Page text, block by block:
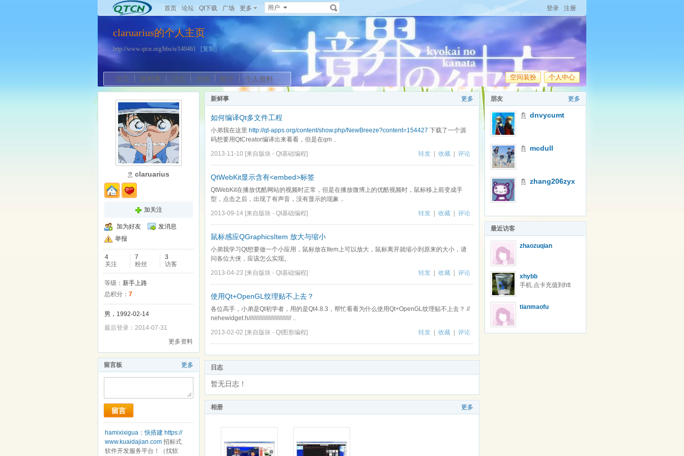
首页 论坛 Qt下载 广场 更多 用户 登录 注册
claruarius的个人主页
http://www.qtcn.org/bbs/u/140461 [复制]
空间装扮 个人中心
首页 新鲜事 日志 相册 帖子 个人资料
claruarius
加关注
加为好友
发消息
举报
4
关注
7
粉丝
3
访客
等级： 新手上路
总积分： 7
男，1992-02-14
最后登录：2014-07-31
更多资料
更多
留言板
留言
hamixixigua：快搭建 https://
www.kuaidajian.com 招标式
软件开发服务平台！（找软
更多
新鲜事
如何编译Qt多文件工程
小弟我在这里 http://qt-apps.org/content/show.php/NewBreeze?content=154427 下载了一个源
码想要用QtCreator编译出来看看，但是在qm ..
转发
收藏 评论
2013-11-10 [来自版块 - Qt基础编程]
QtWebKit显示含有<embed>标签
QtWebKit在播放优酷网站的视频时正常，但是在播放微博上的优酷视频时，鼠标移上前变成手
型，点击之后，出现了有声音，没有显示的现象 ..
转发
收藏 评论
2013-09-14 [来自版块 - Qt基础编程]
鼠标感应QGraphicsItem 放大与缩小
小弟我学习Qt想要做一个小应用，鼠标放在Item上可以放大，鼠标离开就缩小到原来的大小，请
问各位大侠，应该怎么实现。
转发
收藏 评论
2013-04-23 [来自版块 - Qt基础编程]
使用Qt+OpenGL纹理贴不上去？
各位高手，小弟是Qt初学者，用的是Qt4.8.3，帮忙看看为什么使用Qt+OpenGL纹理贴不上去？ //
nehewidget.h//////////////////////////// ..
转发
收藏 评论
2013-02-02 [来自版块 - Qt图形编程]
日志
暂无日志！
更多
相册
更多
朋友
dnvycumt
mcdull
zhang206zyx
最近访客
zhaozuqian
xhybb
手机.点卡充值到htt
a
tianmaofu